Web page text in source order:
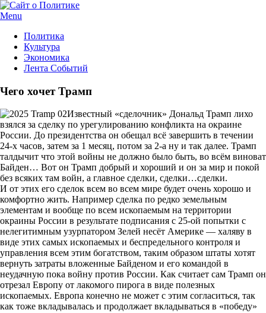
Menu
Политика
Культура
Экономика
Лента Событий
Чего хочет Трамп
Известный «сделочник» Дональд Трамп лихо
взялся за сделку по урегулированию конфликта на окраине
России. До президентства он обещал всё завершить в течении
24-х часов, затем за 1 месяц, потом за 2-а ну и так далее. Трамп
талдычит что этой войны не должно было быть, во всём виноват
Байден… Вот он Трамп добрый и хороший и он за мир и покой
без всяких там войн, а главное сделки, сделки…сделки.
И от этих его сделок всем во всем мире будет очень хорошо и
комфортно жить. Например сделка по редко земельным
элементам и вообще по всем ископаемым на территории
окраины России в результате подписания с 25-ой попытки с
нелегитимным узурпатором Зелей несёт Америке — халяву в
виде этих самых ископаемых и беспредельного контроля и
управления всем этим богатством, таким образом штаты хотят
вернуть затраты вложенные Байденом и его командой в
неудачную пока войну против России. Как считает сам Трамп он
отрезал Европу от лакомого пирога в виде полезных
ископаемых. Европа конечно не может с этим согласиться, так
как тоже вкладывалась и продолжает вкладываться в «победу»